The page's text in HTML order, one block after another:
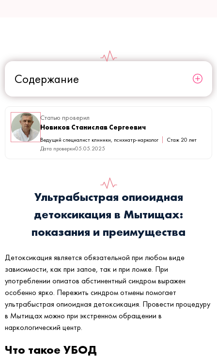
Содержание
Статью проверил
Новиков Станислав Сергеевич
Ведущий специалист клиники, психиатр-нарколог
Стаж 20 лет
Дата проверки05.05.2025
Ультрабыстрая опиоидная
детоксикация в Мытищах:
показания и преимущества
Детоксикация является обязательной при любом виде
зависимости, как при запое, так и при ломке. При
употреблении опиатов абстинентный синдром выражен
особенно ярко. Пережить синдром отмены помогает
ультрабыстрая опиоидная детоксикация. Провести процедуру
в Мытищах можно при экстренном обращении в
наркологический центр.
Что такое УБОД